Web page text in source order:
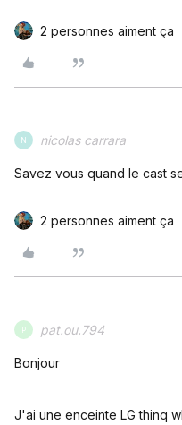
2 personnes aiment ça
N nicolas carrara
Savez vous quand le cast
2 personnes aiment ça
P pat.ou.794
Bonjour
J'ai une enceinte LG thinq